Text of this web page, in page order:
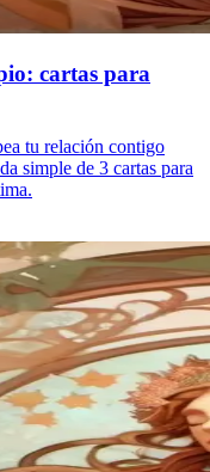
cartas para
tu relación contigo
simple de 3 cartas para